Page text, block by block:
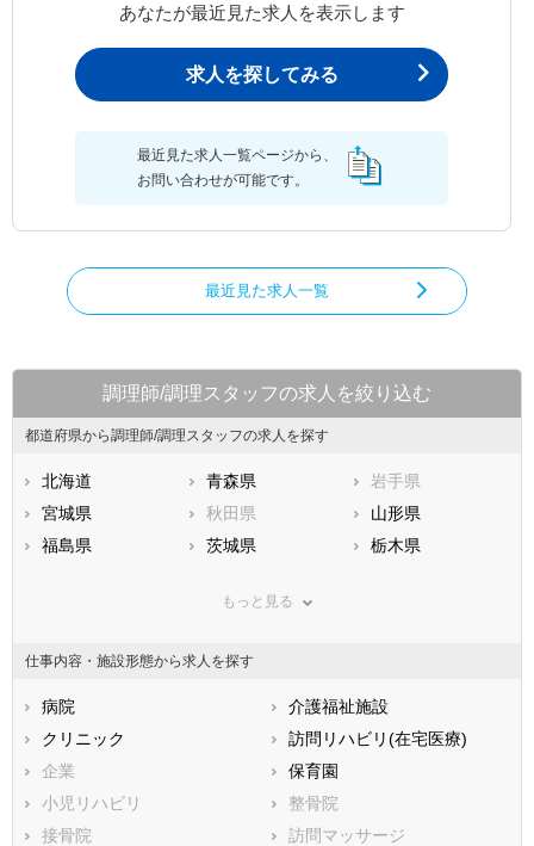
あなたが最近見た求人を表示します
求人を探してみる
最近見た求人一覧ページから、
お問い合わせが可能です。
最近見た求人一覧
調理師/調理スタッフの求人を絞り込む
都道府県から調理師/調理スタッフの求人を探す
北海道 青森県
岩手県
宮城県
秋田県
山形県
福島県
茨城県
栃木県
神奈川県
石川県
福井県
静岡県
三重県
滋賀県
大阪府
兵庫県
鳥取県
広島県
徳島県
もっと見る
仕事内容・施設形態から求人を探す
病院
介護福祉施設
クリニック
訪問リハビリ(在宅医療)
企業
保育園
小児リハビリ
整骨院
接骨院
訪問マッサージ